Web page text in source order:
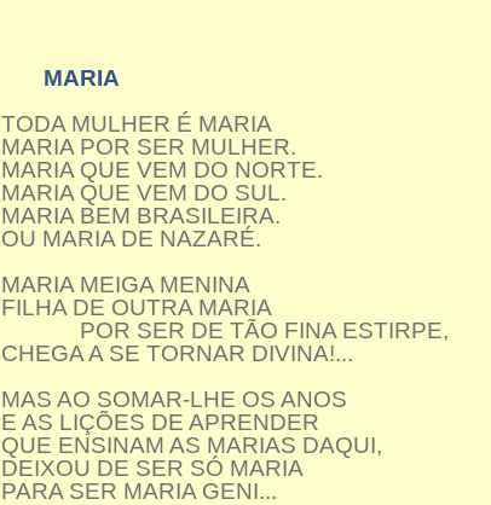
MARIA
TODA MULHER É MARIA
MARIA POR SER MULHER.
MARIA QUE VEM DO NORTE.
MARIA QUE VEM DO SUL.
MARIA BEM BRASILEIRA.
OU MARIA DE NAZARÉ.
MARIA MEIGA MENINA
FILHA DE OUTRA MARIA
POR SER DE TÃO FINA ESTIRPE,
CHEGA A SE TORNAR DIVINA!...
MAS AO SOMAR-LHE OS ANOS
E AS LIÇÕES DE APRENDER
QUE ENSINAM AS MARIAS DAQUI,
DEIXOU DE SER SÓ MARIA
PARA SER MARIA GENI...